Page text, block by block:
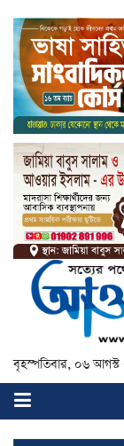
বৃহস্পতিবার, ০৬